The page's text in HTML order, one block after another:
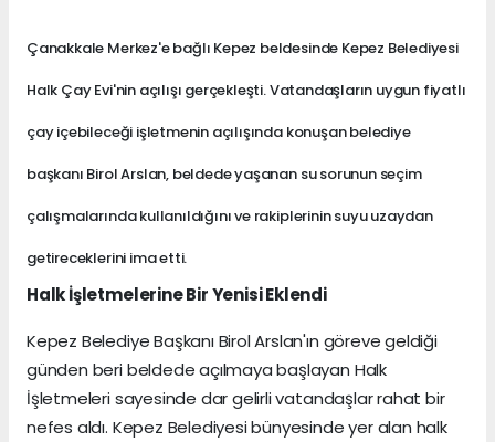
Çanakkale Merkez'e bağlı Kepez beldesinde Kepez Belediyesi
Halk Çay Evi'nin açılışı gerçekleşti. Vatandaşların uygun fiyatlı
çay içebileceği işletmenin açılışında konuşan belediye
başkanı Birol Arslan, beldede yaşanan su sorunun seçim
çalışmalarında kullanıldığını ve rakiplerinin suyu uzaydan
getireceklerini ima etti.
Halk İşletmelerine Bir Yenisi Eklendi
Kepez Belediye Başkanı Birol Arslan'ın göreve geldiği
günden beri beldede açılmaya başlayan Halk
İşletmeleri sayesinde dar gelirli vatandaşlar rahat bir
nefes aldı. Kepez Belediyesi bünyesinde yer alan halk